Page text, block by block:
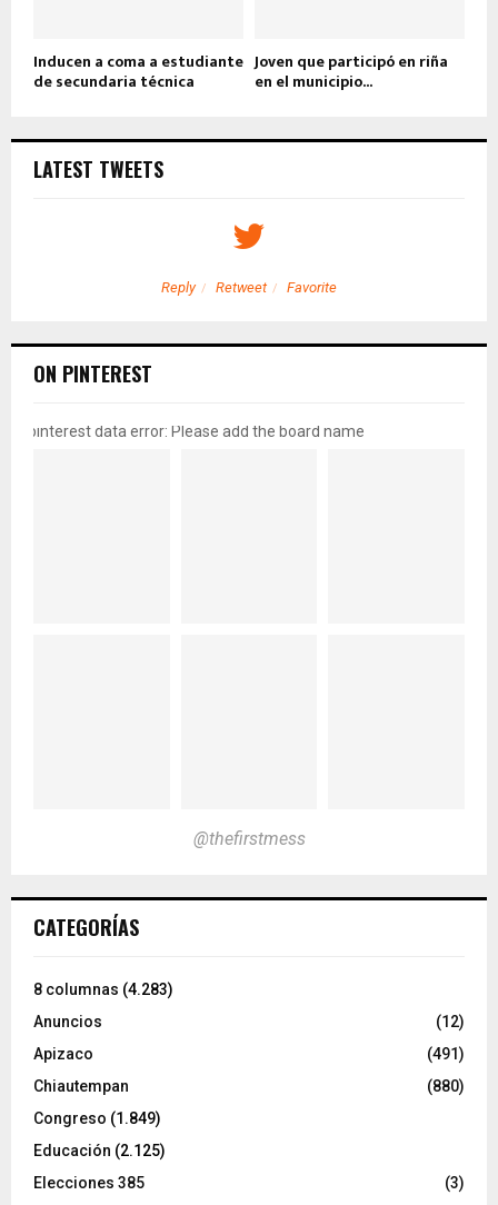
Inducen a coma a estudiante
de secundaria técnica
Joven que participó en riña
en el municipio...
LATEST TWEETS
Reply Retweet Favorite
ON PINTEREST
pinterest data error: Please add the board name
@thefirstmess
CATEGORÍAS
8 columnas (4.283)
Anuncios
(12)
Apizaco
(491)
Chiautempan
(880)
Congreso (1.849)
Educación (2.125)
Elecciones 385
(3)